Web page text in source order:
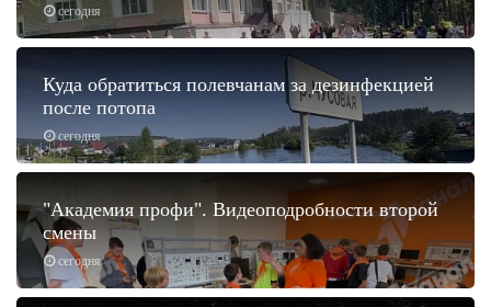
сегодня
сегодня
Куда обратиться полевчанам за дезинфекцией
после потопа
сегодня
"Академия профи". Видеоподробности второй
смены